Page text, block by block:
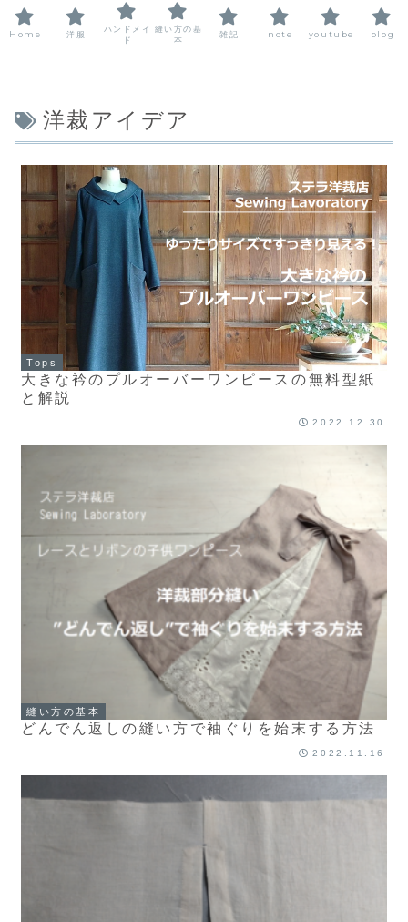
洋裁アイデア
Tops
大きな衿のプルオーバーワンピースの無料型紙
と解説
2022.12.30
縫い方の基本
どんでん返しの縫い方で袖ぐりを始末する方法
2022.11.16
Home 洋服
ハンドメイ
ド
縫い方の基
本
雑記 note youtube blog